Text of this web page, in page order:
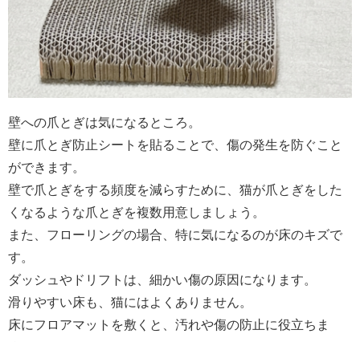
壁への爪とぎは気になるところ。
壁に爪とぎ防止シートを貼ることで、傷の発生を防ぐこと
ができます。
壁で爪とぎをする頻度を減らすために、猫が爪とぎをした
くなるような爪とぎを複数用意しましょう。
また、フローリングの場合、特に気になるのが床のキズで
す。
ダッシュやドリフトは、細かい傷の原因になります。
滑りやすい床も、猫にはよくありません。
床にフロアマットを敷くと、汚れや傷の防止に役立ちま